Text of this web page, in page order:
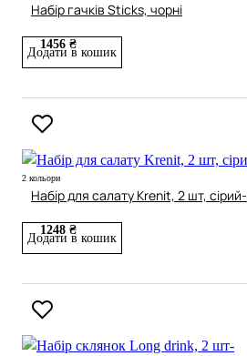
Набір гачків Sticks, чорні
1456 ₴
Додати в кошик
2 кольори
Набір для салату Krenit, 2 шт, сірий-
1248 ₴
Додати в кошик